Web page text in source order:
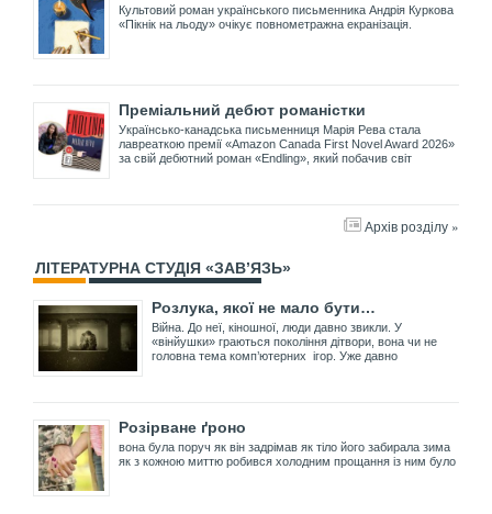
Культовий роман українського письменника Андрія Куркова
«Пікнік на льоду» очікує повнометражна екранізація.
Преміальний дебют романістки
Українсько-канадська письменниця Марія Рева стала
лавреаткою премії «Amazon Canada First Novel Award 2026»
за свій дебютний роман «Endling», який побачив світ
Архів розділу »
ЛІТЕРАТУРНА СТУДІЯ «ЗАВ’ЯЗЬ»
Розлука, якої не мало бути…
Війна. До неї, кіношної, люди давно звикли. У
«вінйушки» граються покоління дітвори, вона чи не
головна тема комп’ютерних ігор. Уже давно
Розірване ґроно
вона була поруч як він задрімав як тіло його забирала зима
як з кожною миттю робився холодним прощання із ним було